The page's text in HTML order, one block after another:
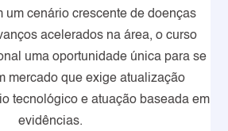
um cenário crescente de doenças
acelerados na área, o curso
uma oportunidade única para se
mercado que exige atualização
tecnológico e atuação baseada em
evidências.